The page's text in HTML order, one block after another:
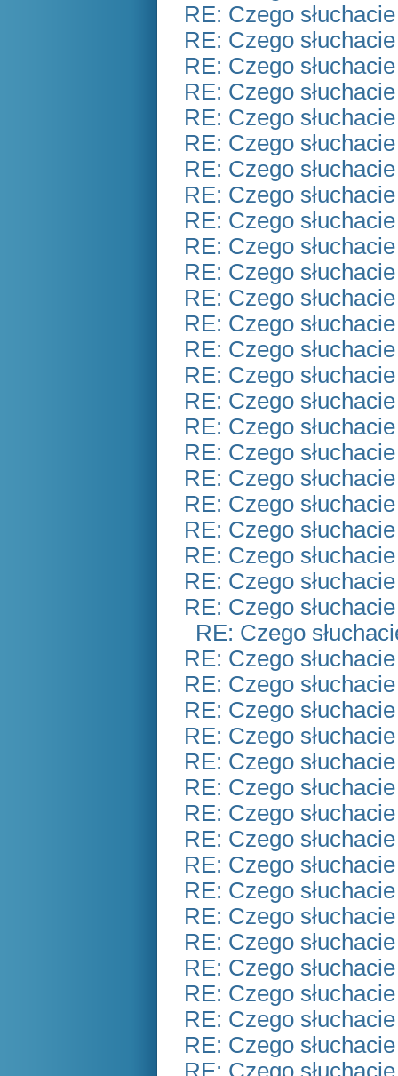
RE: Czego
RE: Czego
RE: Czego
RE: Czego
RE: Czego
RE: Czego
RE: Czego
RE: Czego
RE: Czego
RE: Czego
RE: Czego
RE: Czego
RE: Czego
RE: Czego
RE: Czego
RE: Czego
RE: Czego
RE: Czego
RE: Czego
RE: Czego
RE: Czego
RE: Czego
RE: Czego
RE: Czego
RE: Czego
RE: Czego
RE: Czego
RE: Czego
RE: Czego
RE: Czego
RE: Czego
RE: Czego
RE: Czego
RE: Czego
RE: Czego
RE: Czego
RE: Czego
RE: Czego
RE: Czego
RE: Czego
RE: Czego
RE: Czego